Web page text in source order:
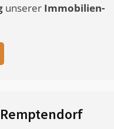
unserer Immobilien-
Remptendorf